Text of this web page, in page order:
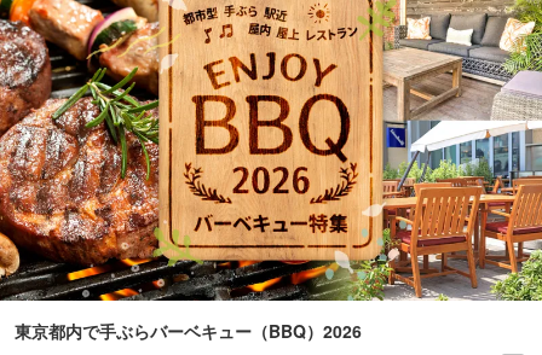
東京都内で手ぶらバーベキュー（BBQ）2026